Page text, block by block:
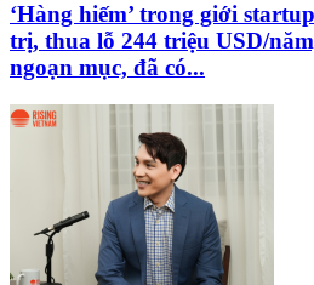
‘Hàng hiếm’ trong giới
trị, thua lỗ 244 triệu USD/
ngoạn mục, đã có...